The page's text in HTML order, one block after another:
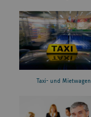
Taxi- und Mietwagen